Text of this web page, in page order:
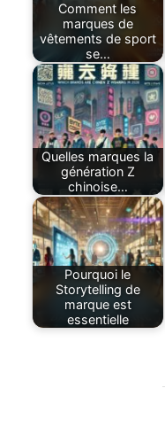
Comment les
marques de
vêtements de sport
se…
Quelles marques la
génération Z
chinoise…
Pourquoi le
Storytelling de
marque est
essentielle